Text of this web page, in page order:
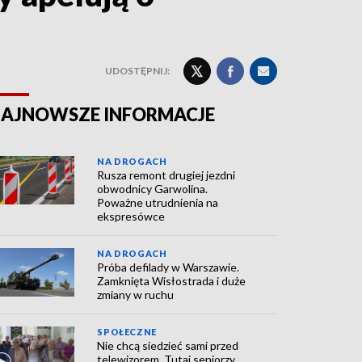
UDOSTĘPNIJ:
INFORMACJE
NA DROGACH
Rusza remont drugiej jezdni
obwodnicy Garwolina.
Poważne utrudnienia na
ekspresówce
NA DROGACH
Próba defilady w Warszawie.
Zamknięta Wisłostrada i duże
zmiany w ruchu
SPOŁECZNE
Nie chcą siedzieć sami przed
telewizorem. Tutaj seniorzy